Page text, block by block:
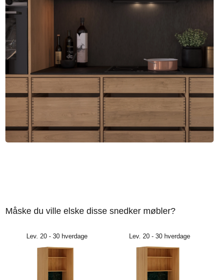
Måske du ville elske disse snedker møbler?
Lev. 20 - 30 hverdage Lev. 20 - 30 hverdage